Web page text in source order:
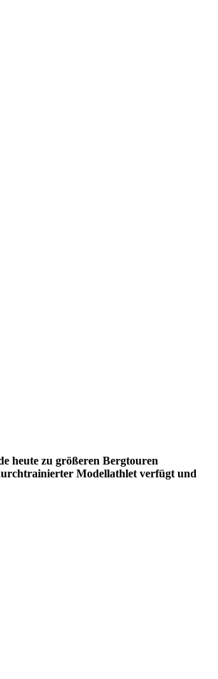
heute zu größeren Bergtouren
Modellathlet verfügt und